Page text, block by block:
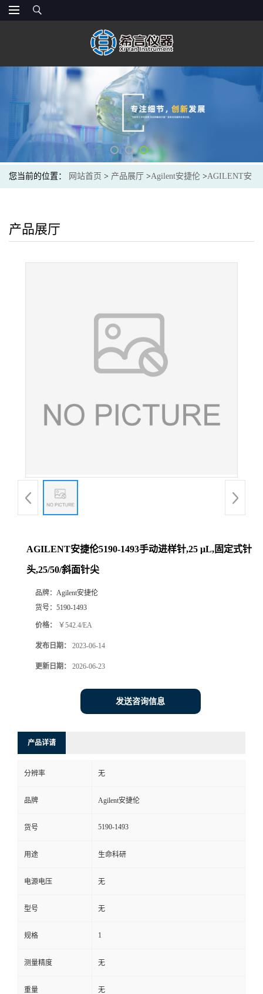
您当前的位置： 网站首页 > 产品展厅 >Agilent安捷伦 >AGILENT安
产品展厅
AGILENT安捷伦5190-1493手动进样针,25 μL,固定式针
头,25/50/斜面针尖
品牌： Agilent安捷伦
货号： 5190-1493
价格： ￥542.4/EA
发布日期： 2023-06-14
更新日期： 2026-06-23
发送咨询信息
产品详请
分辨率 无
品牌 Agilent安捷伦
货号 5190-1493
用途 生命科研
电源电压 无
型号 无
规格 1
测量精度 无
重量 无